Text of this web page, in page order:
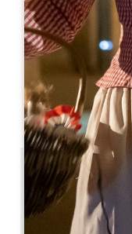
E M
8.5 km
1h
50+
Copiar